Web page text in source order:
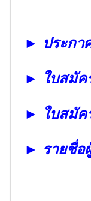
► ประก
► ใบสมัค
► ใบสมัค
► รายชื่อ